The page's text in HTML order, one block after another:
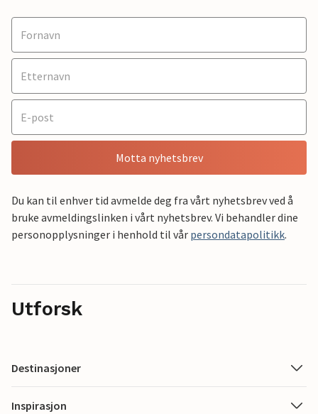
Motta nyhetsbrev
Du kan til enhver tid avmelde deg fra vårt nyhetsbrev ved å
bruke avmeldingslinken i vårt nyhetsbrev. Vi behandler dine
personopplysninger i henhold til vår persondatapolitikk.
Utforsk
Destinasjoner
Inspirasjon